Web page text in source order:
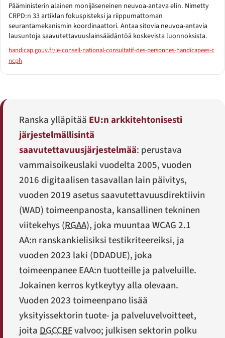
Pääministerin alainen monijäseneinen neuvoa-antava elin. Nimetty
CRPD:n 33 artiklan fokuspisteksi ja riippumattoman
seurantamekanismin koordinaattori. Antaa sitovia neuvoa-antavia
lausuntoja saavutettavuuslainsäädäntöä koskevista luonnoksista.
handicap.gouv.fr/le-conseil-national-consultatif-des-personnes-handicapees-c
ncph
Ranska ylläpitää EU:n arkkitehtonisesti
järjestelmällisintä
saavutettavuusjärjestelmää: perustava
vammaisoikeuslaki vuodelta 2005, vuoden
2016 digitaalisen tasavallan lain päivitys,
vuoden 2019 asetus saavutettavuusdirektiivin
(WAD) toimeenpanosta, kansallinen tekninen
viitekehys (RGAA), joka muuntaa WCAG 2.1
AA:n ranskankielisiksi testikriteereiksi, ja
vuoden 2023 laki (DDADUE), joka
toimeenpanee EAA:n tuotteille ja palveluille.
Jokainen kerros kytkeytyy alla olevaan.
Vuoden 2023 toimeenpano lisää
yksityissektorin tuote- ja palveluvelvoitteet,
joitaDGCCRFvalvoo; julkisen sektorin polku